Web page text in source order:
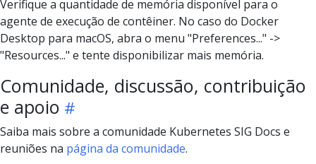
Verifique a quantidade de memória disponível para o
agente de execução de contêiner. No caso do Docker
Desktop para macOS, abra o menu "Preferences..." ->
"Resources..." e tente disponibilizar mais memória.
Comunidade, discussão, contribuição
e apoio
Saiba mais sobre a comunidade Kubernetes SIG Docs e
reuniões na página da comunidade.